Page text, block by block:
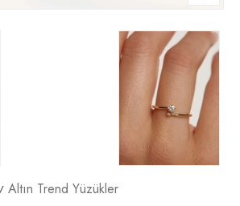
Altın Trend Yüzükler